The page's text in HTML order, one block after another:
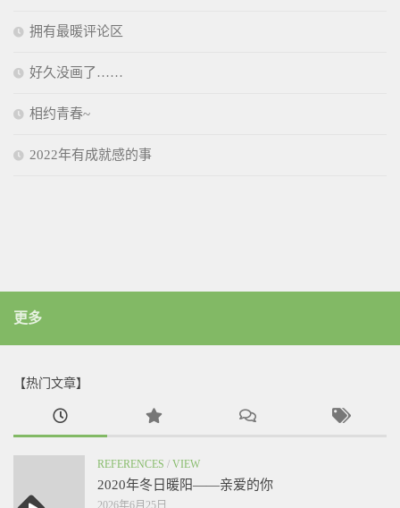
拥有最暖评论区
好久没画了……
相约青春~
2022年有成就感的事
更多
【热门文章】
REFERENCES / VIEW
2020年冬日暖阳——亲爱的你